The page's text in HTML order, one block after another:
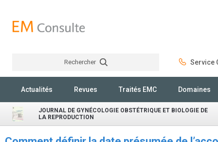
Rechercher Service
Actualités Revues Traités EMC Domaines
JOURNAL DE GYNÉCOLOGIE OBSTÉTRIQUE ET BIOLOGIE DE
LA REPRODUCTION